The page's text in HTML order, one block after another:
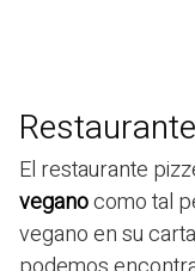
El restaurante
veganocomo tal
vegano en su